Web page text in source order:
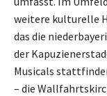
weitere kulturelle
das die
der
Musicals
– die